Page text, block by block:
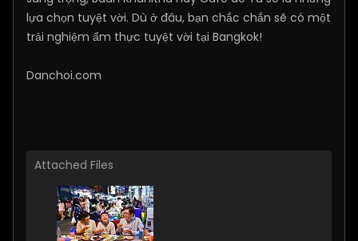
lựa chọn tuyệt vời. Dù ở đâu, bạn chắc chắn sẽ có một
trải nghiệm ẩm thực tuyệt vời tại Bangkok!
Danchoi.com
Attached Files